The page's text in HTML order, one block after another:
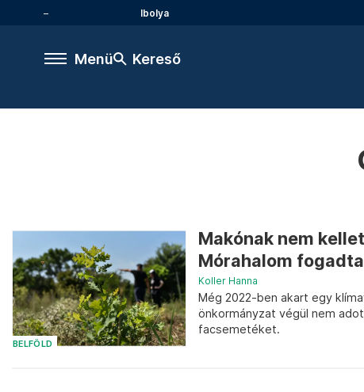
Ibolya
Menü Kereső
BELFÖLD
Makónak nem
Mórahalom
Koller Hanna
Még 2022-ben akart egy
önkormányzat végül nem
facsemetéket.